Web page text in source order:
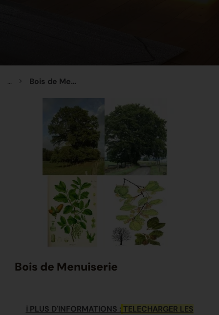
... Bois de Menuiserie
Bois de Menuiserie
ℹ PLUS D'INFORMATIONS : TELECHARGER LES